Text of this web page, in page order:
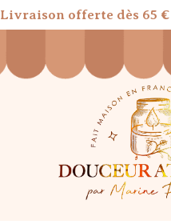
Livraison offerte dès 65